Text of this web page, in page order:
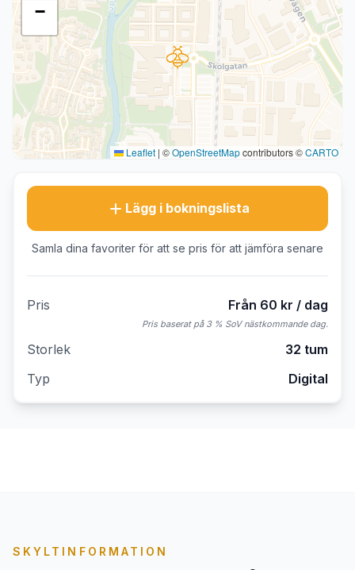
−
Leaflet | ©OpenStreetMapcontributors ©CARTO
Lägg i bokningslista
Samla dina favoriter för att se pris för att jämföra senare
Pris Från 60 kr / dag
Pris baserat på 3 % SoV nästkommande dag.
Storlek
32 tum
Typ
Digital
SKYLTINFORMATION